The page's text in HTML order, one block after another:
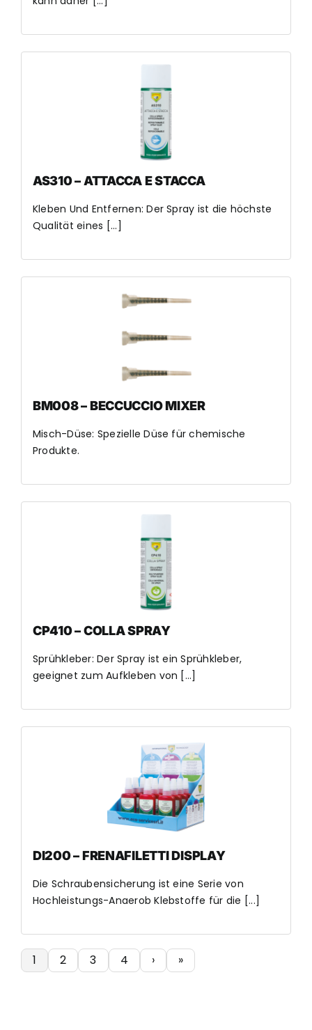
AS310 – ATTACCA E STACCA
Kleben Und Entfernen: Der Spray ist die höchste
Qualität eines [...]
BM008 – BECCUCCIO MIXER
Misch-Düse: Spezielle Düse für chemische
Produkte.
CP410 – COLLA SPRAY
Sprühkleber: Der Spray ist ein Sprühkleber,
geeignet zum Aufkleben von [...]
DI200 – FRENAFILETTI DISPLAY
Die Schraubensicherung ist eine Serie von
Hochleistungs-Anaerob Klebstoffe für die [...]
1 2 3 4 › »